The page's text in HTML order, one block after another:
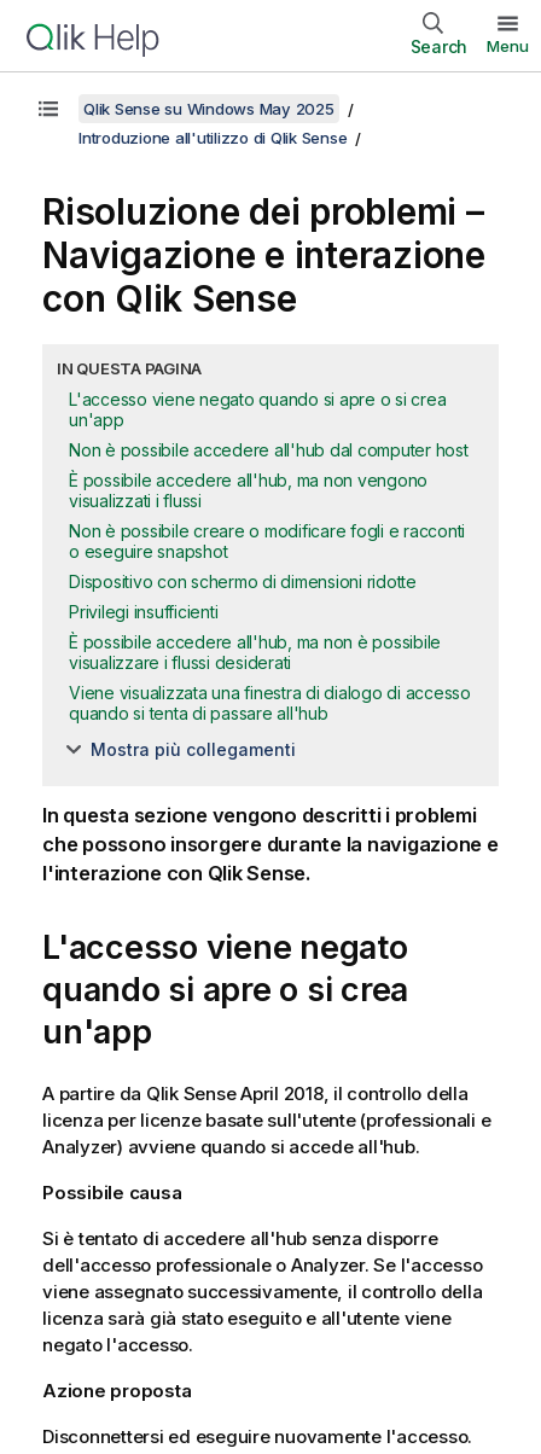
Search Menu
Qlik Sense su Windows May 2025
Introduzione all'utilizzo di Qlik Sense
Risoluzione dei problemi –
Navigazione e interazione
con Qlik Sense
IN QUESTA PAGINA
L'accesso viene negato quando si apre o si crea
un'app
Non è possibile accedere all'hub dal computer host
È possibile accedere all'hub, ma non vengono
visualizzati i flussi
Non è possibile creare o modificare fogli e racconti
o eseguire snapshot
Dispositivo con schermo di dimensioni ridotte
Privilegi insufficienti
È possibile accedere all'hub, ma non è possibile
visualizzare i flussi desiderati
Viene visualizzata una finestra di dialogo di accesso
quando si tenta di passare all'hub
Mostra più collegamenti
In questa sezione vengono descritti i problemi
che possono insorgere durante la navigazione e
l'interazione con Qlik Sense.
L'accesso viene negato
quando si apre o si crea
un'app
A partire da Qlik SenseApril 2018, il controllo della
licenza per licenze basate sull'utente (professionali e
Analyzer) avviene quando si accede all'hub.
Possibile causa
Si è tentato di accedere all'hub senza disporre
dell'accesso professionale o Analyzer. Se l'accesso
viene assegnato successivamente, il controllo della
licenza sarà già stato eseguito e all'utente viene
negato l'accesso.
Azione proposta
Disconnettersi ed eseguire nuovamente l'accesso.